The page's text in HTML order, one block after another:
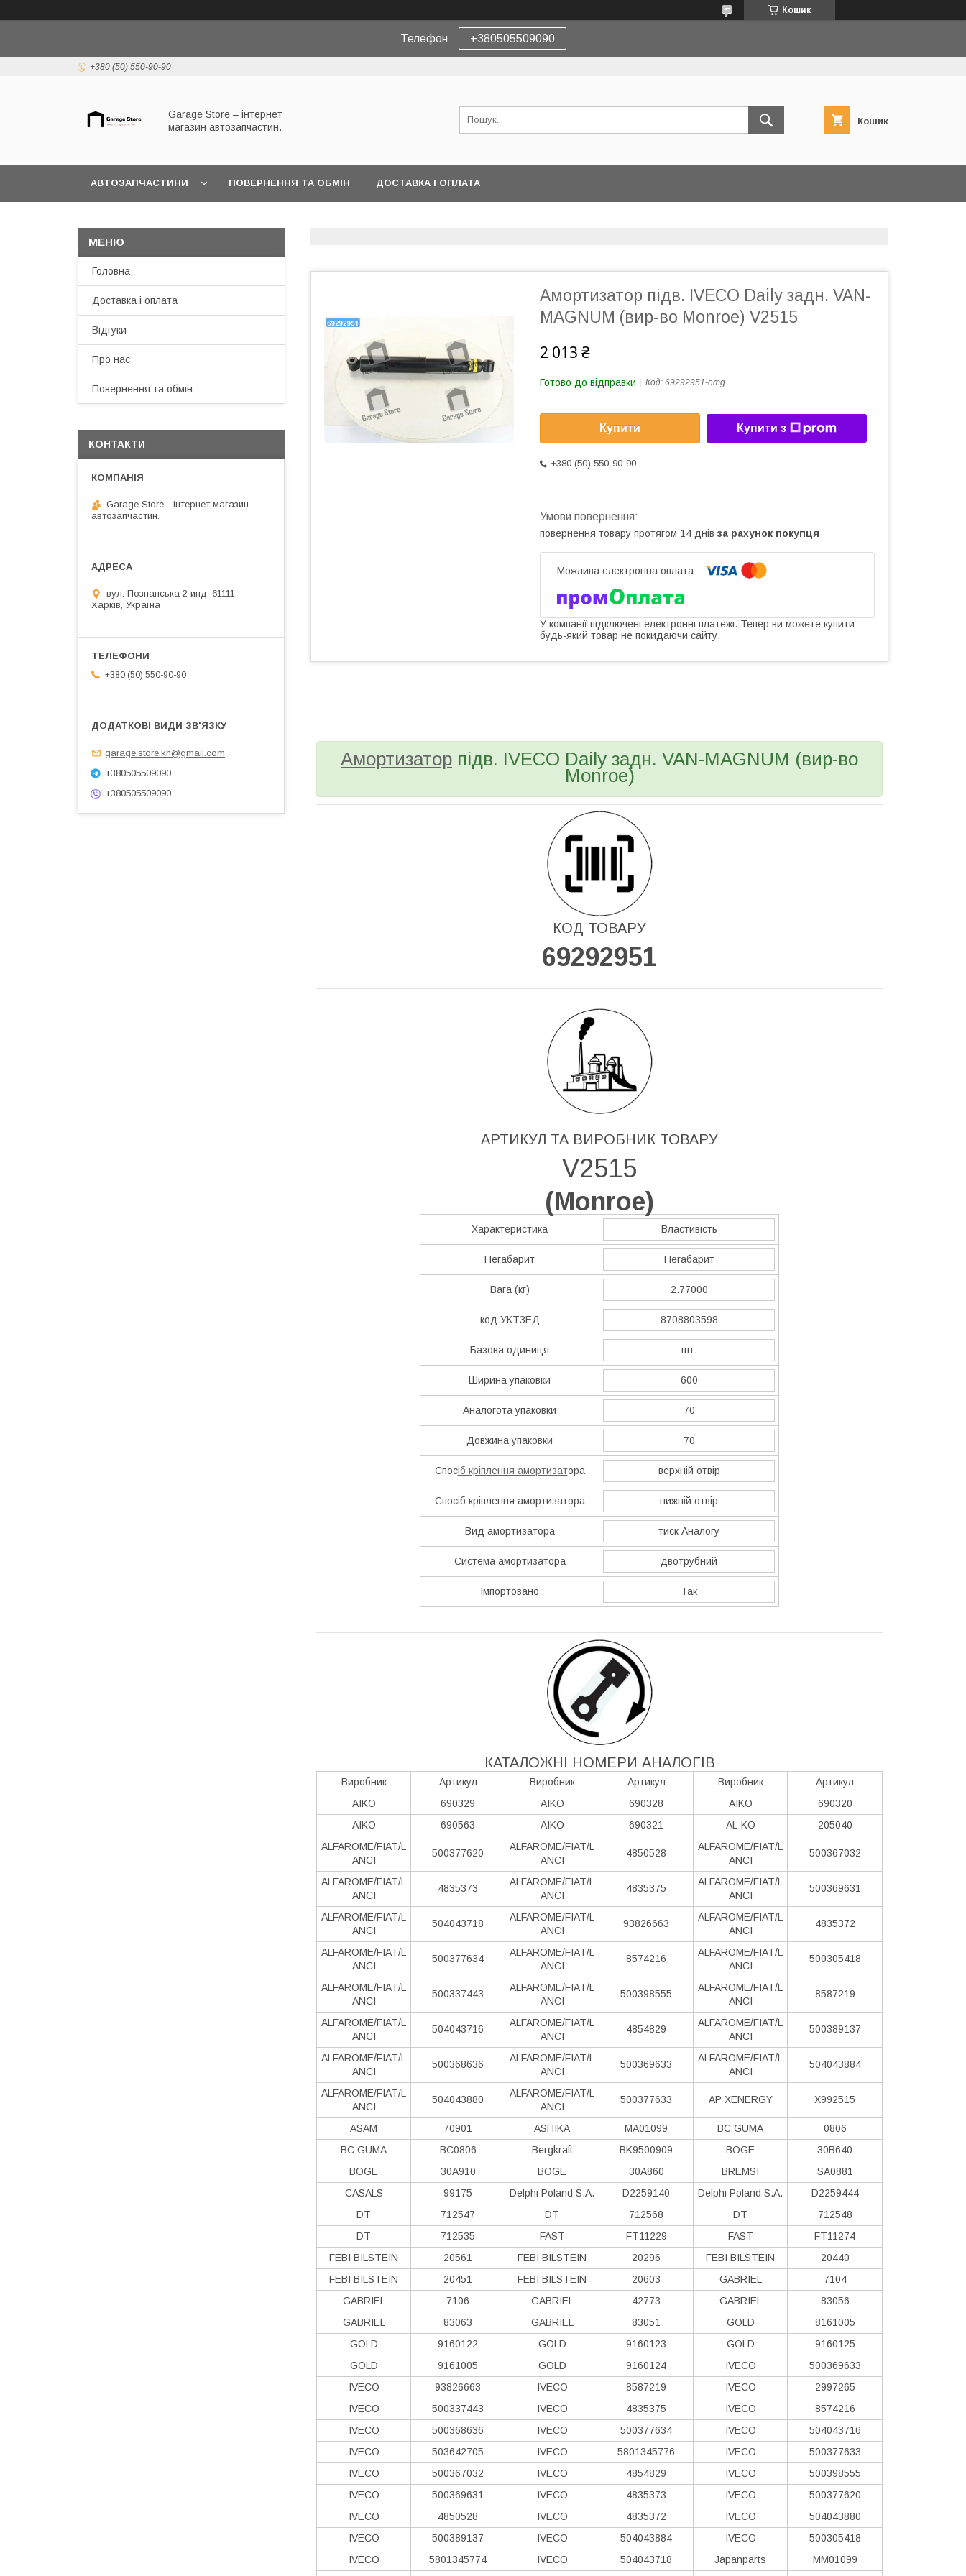
Кошик
Телефон +380505509090
+380 (50) 550-90-90
Garage Store – інтернет
магазин автозапчастин.
Кошик
АВТОЗАПЧАСТИНИ ПОВЕРНЕННЯ ТА ОБМІН ДОСТАВКА І ОПЛАТА
Амортизатор підв. IVECO Daily задн. VAN-
MAGNUM (вир-во Monroe) V2515
2 013 ₴
Готово до відправки Код: 69292951-omg
Купити Купити з
+380 (50) 550-90-90
повернення товару протягом 14 днів за рахунок покупця
У компанії підключені електронні платежі. Тепер ви можете купити
будь-який товар не покидаючи сайту.
Амортизатор підв. IVECO Daily задн. VAN-MAGNUM (вир-во
Monroe)
КОД ТОВАРУ
69292951
АРТИКУЛ ТА ВИРОБНИК ТОВАРУ
V2515
(Monroe)
Характеристика Властивість
Негабарит Негабарит
Вага (кг) 2.77000
код УКТЗЕД 8708803598
Базова одиниця шт.
Ширина упаковки 600
Аналогота упаковки 70
Довжина упаковки 70
Спосіб кріплення амортизатора верхній отвір
Спосіб кріплення амортизатора нижній отвір
Вид амортизатора тиск Аналогу
Система амортизатора двотрубний
Імпортовано Так
КАТАЛОЖНІ НОМЕРИ АНАЛОГІВ
Виробник Артикул Виробник Артикул Виробник
Артикул
AIKO
690329 AIKO 690328 AIKO
690320
AIKO
690563 AIKO 690321 AL-KO
205040
ALFAROME/FIAT/L
ANCI
500377620
ALFAROME/FIAT/L
ANCI
4850528
ALFAROME/FIAT/L
ANCI
500367032
ALFAROME/FIAT/L
ANCI
4835373
ALFAROME/FIAT/L
ANCI
4835375
ALFAROME/FIAT/L
ANCI
500369631
ALFAROME/FIAT/L
ANCI
504043718
ALFAROME/FIAT/L
ANCI
93826663
ALFAROME/FIAT/L
ANCI
4835372
ALFAROME/FIAT/L
ANCI
500377634
ALFAROME/FIAT/L
ANCI
8574216
ALFAROME/FIAT/L
ANCI
500305418
ALFAROME/FIAT/L
ANCI
500337443
ALFAROME/FIAT/L
ANCI
500398555
ALFAROME/FIAT/L
ANCI
8587219
ALFAROME/FIAT/L
ANCI
504043716
ALFAROME/FIAT/L
ANCI
4854829
ALFAROME/FIAT/L
ANCI
500389137
ALFAROME/FIAT/L
ANCI
500368636
ALFAROME/FIAT/L
ANCI
500369633
ALFAROME/FIAT/L
ANCI
504043884
ALFAROME/FIAT/L
ANCI
504043880
ALFAROME/FIAT/L
ANCI
500377633 AP XENERGY X992515
ASAM 70901 ASHIKA MA01099 BC GUMA
0806
BC GUMA
BC0806 Bergkraft BK9500909 BOGE
30B640
BOGE
30A910 BOGE 30A860 BREMSI
SA0881
CASALS
99175 Delphi Poland S.А. D2259140 Delphi Poland S.А.
D2259444
DT
712547 DT 712568 DT
712548
DT
712535 FAST FT11229 FAST
FT11274
FEBI BILSTEIN
20561 FEBI BILSTEIN 20296 FEBI BILSTEIN
20440
FEBI BILSTEIN
20451 FEBI BILSTEIN 20603 GABRIEL
7104
GABRIEL
7106 GABRIEL 42773 GABRIEL
83056
GABRIEL
83063 GABRIEL 83051 GOLD
8161005
GOLD
9160122 GOLD 9160123 GOLD
9160125
GOLD
9161005 GOLD 9160124 IVECO
500369633
IVECO
93826663 IVECO 8587219 IVECO
2997265
IVECO
500337443 IVECO 4835375 IVECO
8574216
IVECO
500368636 IVECO 500377634 IVECO
504043716
IVECO
503642705 IVECO 5801345776 IVECO
500377633
IVECO
500367032 IVECO 4854829 IVECO
500398555
IVECO
500369631 IVECO 4835373 IVECO
500377620
IVECO
4850528 IVECO 4835372 IVECO
504043880
IVECO
500389137 IVECO 504043884 IVECO
500305418
IVECO
5801345774 IVECO 504043718 Japanparts
MM01099
Головна
Доставка і оплата
Відгуки
Про нас
Повернення та обмін
КОНТАКТИ
Garage Store - інтернет магазин
автозапчастин.
вул. Познанська 2 инд. 61111,
Харків, Україна
+380 (50) 550-90-90
garage.store.kh@gmail.com
+380505509090
+380505509090